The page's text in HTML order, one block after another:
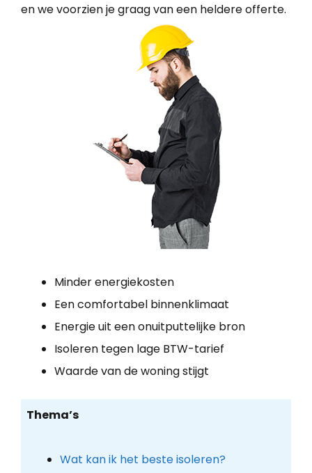
en we voorzien je graag van een heldere offerte.
Minder energiekosten
Een comfortabel binnenklimaat
Energie uit een onuitputtelijke bron
Isoleren tegen lage BTW-tarief
Waarde van de woning stijgt
Thema’s
Wat kan ik het beste isoleren?